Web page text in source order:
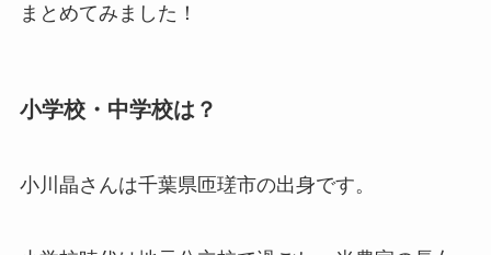
まとめてみました！
小学校・中学校は？
小川晶さんは千葉県匝瑳市の出身です。